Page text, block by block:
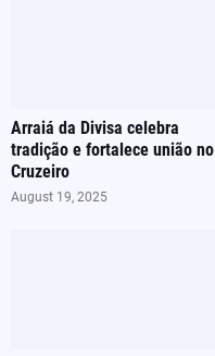
Arraiá da Divisa celebra
tradição e fortalece união no
Cruzeiro
August 19, 2025